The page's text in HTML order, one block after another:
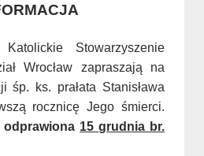
Stowarzyszenie
Wrocław zapraszają na
śp. ks. prałata Stanisława
rocznicę Jego śmierci.
odprawiona 15 grudnia br.